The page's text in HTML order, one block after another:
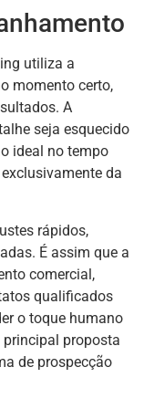
utiliza a
momento certo,
A
seja esquecido
ideal no tempo
da
rápidos,
É assim que a
comercial,
qualificados
o toque humano
principal proposta
de prospecção